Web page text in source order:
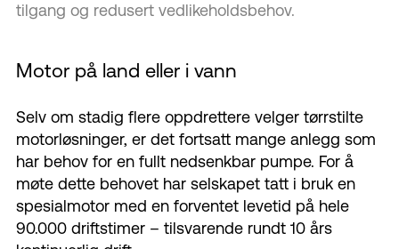
tilgang og redusert vedlikeholdsbehov.
Motor på land eller i vann
Selv om stadig flere oppdrettere velger tørrstilte
motorløsninger, er det fortsatt mange anlegg som
har behov for en fullt nedsenkbar pumpe. For å
møte dette behovet har selskapet tatt i bruk en
spesialmotor med en forventet levetid på hele
90.000 driftstimer – tilsvarende rundt 10 års